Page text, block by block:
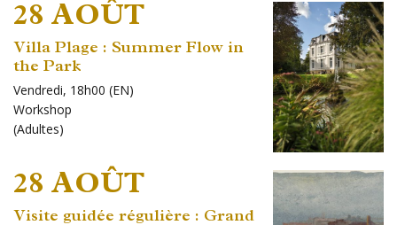
28 AOÛT
Villa Plage : Summer Flow in
the Park
Vendredi, 18h00 (EN)
Workshop
(Adultes)
28 AOÛT
Visite guidée régulière : Grand